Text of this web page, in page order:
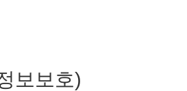
보보호)